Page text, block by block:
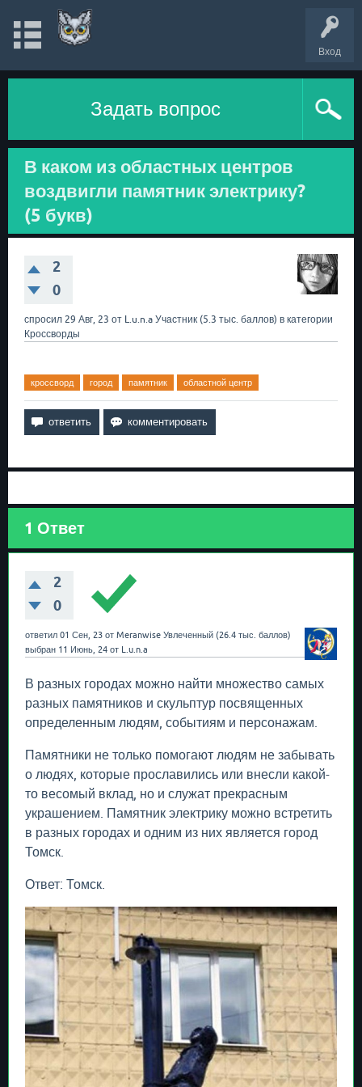
Вход
Задать вопрос
В каком из областных центров
воздвигли памятник электрику?
(5 букв)
2
0
спросил 29 Авг, 23 от L.u.n.a Участник (5.3 тыс. баллов) в категории
Кроссворды
кроссворд город памятник областной центр
1 Ответ
2
0
ответил 01 Сен, 23 от Meranwise Увлеченный (26.4 тыс. баллов)
выбран 11 Июнь, 24 от L.u.n.a
В разных городах можно найти множество самых
разных памятников и скульптур посвященных
определенным людям, событиям и персонажам.
Памятники не только помогают людям не забывать
о людях, которые прославились или внесли какой-
то весомый вклад, но и служат прекрасным
украшением. Памятник электрику можно встретить
в разных городах и одним из них является город
Томск.
Ответ: Томск.